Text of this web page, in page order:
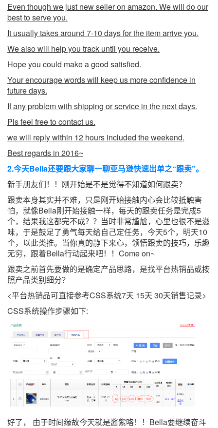
Even though we just new seller on amazon. We will do our
best to serve you.
It usually takes around 7-10 days for the item arrive you.
We also will help you track until you receive.
Hope you could make a good satisfied.
Your encourage words will keep us more confidence in
future days.
If any problem with shipping or service in the next days.
Pls feel free to contact us.
we will reply within 12 hours included the weekend.
Best regards in 2016~
2.今天Bella还要跟大家聊一聊亚马逊快速出单之“跟卖”。
新手朋友们！！刚开始是不是觉得不知道如何跟卖？
跟卖本身其实并不难，只是刚开始接触内心会比较抵触害
怕，就像Bella刚开始接触一样，每天的跟卖任务是完成5
个，结果我这都完不成？？当时非常尴尬，心里也很不是滋
味，于是鼓足了勇气每天给自己定任务，今天5个，明天10
个，以此类推。当你真的静下来心，领悟跟卖的技巧，乐趣
无穷，跟着Bella行动起来吧！！Come on~
跟卖之前首先要做的是确定产品思路，是找平台热销品或按
照产品类别细分？
<平台热销品可直接参考CSS系统7天 15天 30天销售记录>
CSS系统操作步骤如下:
好了， 由于时间缘故今天就是酱紫咯！！Bella要继续奋斗